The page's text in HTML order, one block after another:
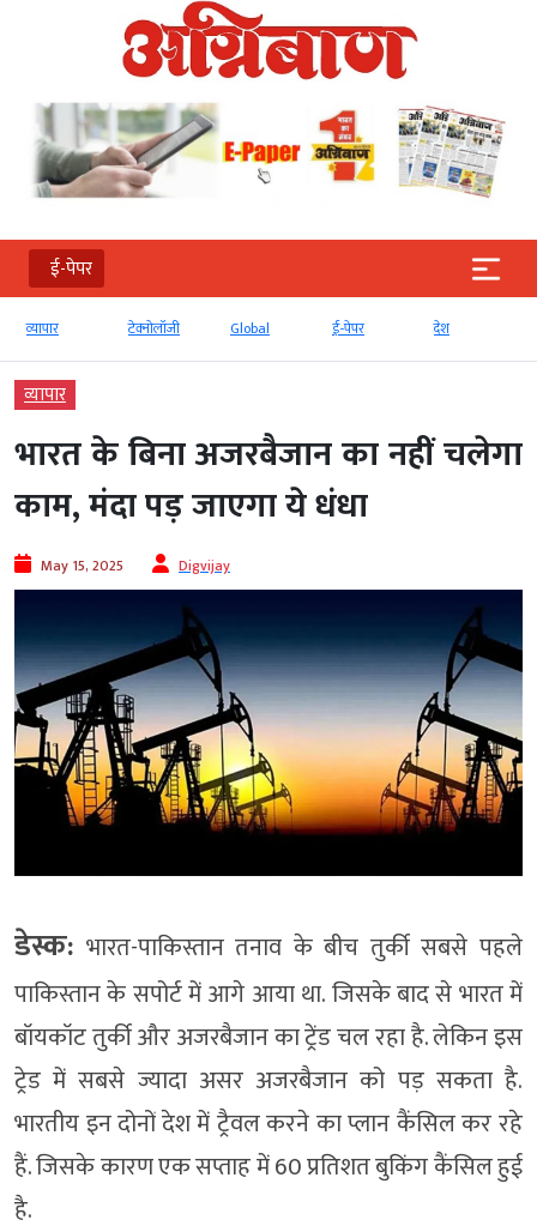
ई-पेपर
टेक्‍नोलॉजी Global ई-पेपर देश बड़ी खबर
व्‍यापार
भारत के बिना अजरबैजान का नहीं चलेगा
काम, मंदा पड़ जाएगा ये धंधा
May 15, 2025 Digvijay
डेस्क: भारत-पाकिस्तान तनाव के बीच तुर्की सबसे पहले
पाकिस्तान के सपोर्ट में आगे आया था. जिसके बाद से भारत में
बॉयकॉट तुर्की और अजरबैजान का ट्रेंड चल रहा है. लेकिन इस
ट्रेड में सबसे ज्यादा असर अजरबैजान को पड़ सकता है.
भारतीय इन दोनों देश में ट्रैवल करने का प्लान कैंसिल कर रहे
हैं. जिसके कारण एक सप्ताह में 60 प्रतिशत बुकिंग कैंसिल हुई
है.